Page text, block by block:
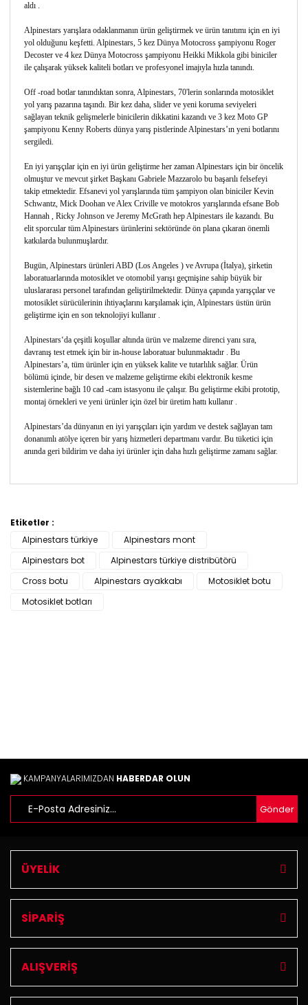
aldı .
Alpinestars yarışlara odaklanmanın ürün geliştirmek ve ürün tanıtımı için en iyi
yol olduğunu keşfetti. Alpinestars, 5 kez Dünya Motocross şampiyonu Roger
Decoster ve 4 kez Dünya Motocross şampiyonu Heikki Mikkola gibi biniciler
ile çalışarak yüksek kaliteli botları ve profesyonel imajıyla hızla tanındı.
Off -road botlar tanındıktan sonra, Alpinestars, 70'lerin sonlarında motosiklet
yol yarış pazarına taşındı. Bir kez daha, slider ve yeni koruma seviyeleri
sağlayan teknik gelişmelerle binicilerin dikkatini kazandı ve 3 kez Moto GP
şampiyonu Kenny Roberts dünya yarış pistlerinde Alpinestars’ın yeni botlarını
sergiledi.
En iyi yarışçılar için en iyi ürün geliştirme her zaman Alpinestars için bir öncelik
olmuştur ve mevcut şirket Başkanı Gabriele Mazzarolo bu başarılı felsefeyi
takip etmektedir. Efsanevi yol yarışlarında tüm şampiyon olan biniciler Kevin
Schwantz, Mick Doohan ve Alex Criville ve motokros yarışlarında efsane Bob
Hannah , Ricky Johnson ve Jeremy McGrath hep Alpinestars ile kazandı. Bu
elit sporcular tüm Alpinestars ürünlerini sektöründe ön plana çıkaran önemli
katkılarda bulunmuşlardır.
Bugün, Alpinestars ürünleri ABD (Los Angeles ) ve Avrupa (İtalya), şirketin
laboratuarlarında motosiklet ve otomobil yarışı geçmişine sahip büyük bir
uluslararası personel tarafından geliştirilmektedir. Dünya çapında yarışçılar ve
motosiklet sürücülerinin ihtiyaçlarını karşılamak için, Alpinestars üstün ürün
geliştirme için en son teknolojiyi kullanır .
Alpinestars‘da çeşitli koşullar altında ürün ve malzeme direnci yanı sıra,
davranış test etmek için bir in-house laboratuar bulunmaktadır . Bu
Alpinestars’a, tüm ürünler için en yüksek kalite ve tutarlılık sağlar. Ürün
bölümü içinde, bir desen ve malzeme geliştirme ekibi elektronik kesme
sistemlerine bağlı 10 cad -cam istasyonu ile çalışır. Bu geliştirme ekibi prototip,
montaj örnekleri ve yeni ürünler için özel bir üretim hattı kullanır .
Alpinestars’da dünyanın en iyi yarışçıları için yardım ve destek sağlayan tam
donanımlı atölye içeren bir yarış hizmetleri departmanı vardır. Bu tüketici için
anında geri bildirim ve daha iyi ürünler için daha hızlı geliştirme zamanı sağlar.
diğer konularda yetersiz gördüğünüz noktaları öneri
Görüş ve önerileriniz için teşekkür ederiz.
Ürün resmi kalitesiz, bozuk veya görüntülenemiyor.
Ürün açıklamasında eksik bilgiler bulunuyor.
Etiketler :
Alpinestars türkiye
Alpinestars mont
Alpinestars bot
Alpinestars türkiye distribütörü
Cross botu
Alpinestars ayakkabı
Motosiklet botu
Motosiklet botları
KAMPANYALARIMIZDAN HABERDAR OLUN
Gönder
ÜYELİK
SİPARİŞ
ALIŞVERİŞ